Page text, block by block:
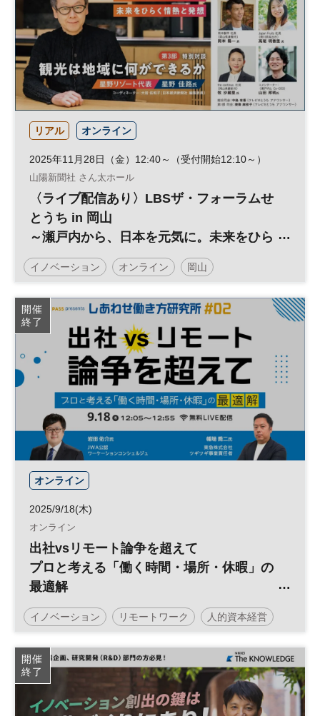
リアル オンライン
2025年11月28日（金）12:40～（受付開始12:10～）
山陽新聞社 さん太ホール
〈ライブ配信あり〉LBSザ・フォーラムせ
とうち in 岡山
～瀬戸内から、日本を元気に。未来をひら
く情熱と発想
イノベーション オンライン 岡山
LBSザ・フォーラム オンライン開催 地方創生
経営 経営戦略 地域活性化 観光 参加無料
企業経営
開催
終了
オンライン
2025/9/18(木)
オンライン
出社vsリモート論争を超えて
プロと考える「働く時間・場所・休暇」の
最適解
イノベーション リモートワーク 人的資本経営
ワーケーション 働き方改革
経営戦略
開催
終了